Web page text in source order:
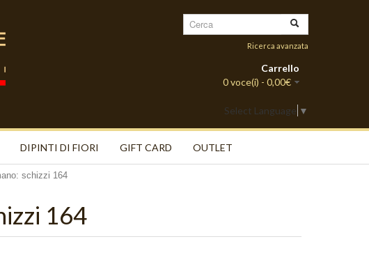
Ricerca avanzata
Carrello
0 voce(i) - 0,00€
Select Language ▼
DIPINTI DI FIORI GIFT CARD OUTLET
schizzi 164
164